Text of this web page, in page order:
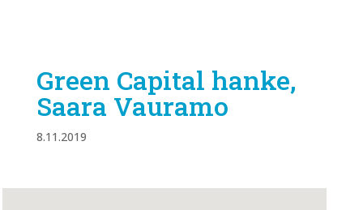
Green Capital hanke,
Saara Vauramo
8.11.2019